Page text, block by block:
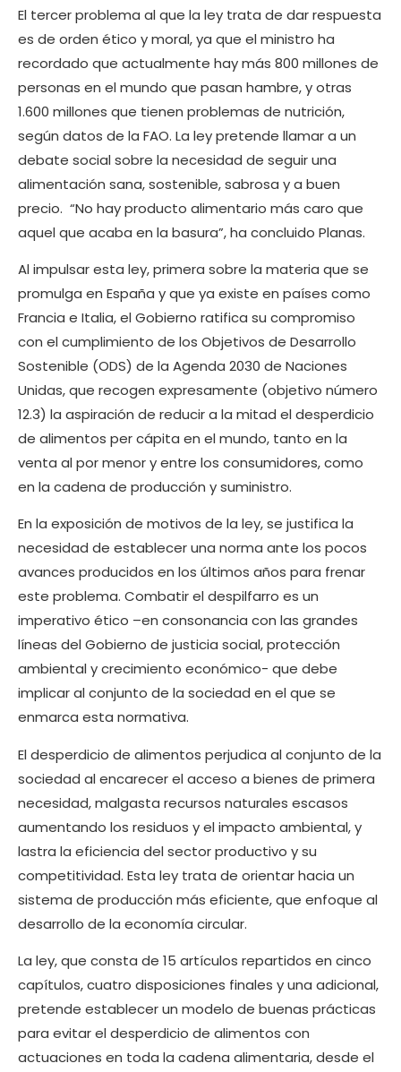
El tercer problema al que la ley trata de dar respuesta
es de orden ético y moral, ya que el ministro ha
recordado que actualmente hay más 800 millones de
personas en el mundo que pasan hambre, y otras
1.600 millones que tienen problemas de nutrición,
según datos de la FAO. La ley pretende llamar a un
debate social sobre la necesidad de seguir una
alimentación sana, sostenible, sabrosa y a buen
precio. “No hay producto alimentario más caro que
aquel que acaba en la basura”, ha concluido Planas.
Al impulsar esta ley, primera sobre la materia que se
promulga en España y que ya existe en países como
Francia e Italia, el Gobierno ratifica su compromiso
con el cumplimiento de los Objetivos de Desarrollo
Sostenible (ODS) de la Agenda 2030 de Naciones
Unidas, que recogen expresamente (objetivo número
12.3) la aspiración de reducir a la mitad el desperdicio
de alimentos per cápita en el mundo, tanto en la
venta al por menor y entre los consumidores, como
en la cadena de producción y suministro.
En la exposición de motivos de la ley, se justifica la
necesidad de establecer una norma ante los pocos
avances producidos en los últimos años para frenar
este problema. Combatir el despilfarro es un
imperativo ético –en consonancia con las grandes
líneas del Gobierno de justicia social, protección
ambiental y crecimiento económico- que debe
implicar al conjunto de la sociedad en el que se
enmarca esta normativa.
El desperdicio de alimentos perjudica al conjunto de la
sociedad al encarecer el acceso a bienes de primera
necesidad, malgasta recursos naturales escasos
aumentando los residuos y el impacto ambiental, y
lastra la eficiencia del sector productivo y su
competitividad. Esta ley trata de orientar hacia un
sistema de producción más eficiente, que enfoque al
desarrollo de la economía circular.
La ley, que consta de 15 artículos repartidos en cinco
capítulos, cuatro disposiciones finales y una adicional,
pretende establecer un modelo de buenas prácticas
para evitar el desperdicio de alimentos con
actuaciones en toda la cadena alimentaria, desde el